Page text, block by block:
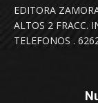
EDITORA
ALTOS 2 FRACC.
TELEFONOS .